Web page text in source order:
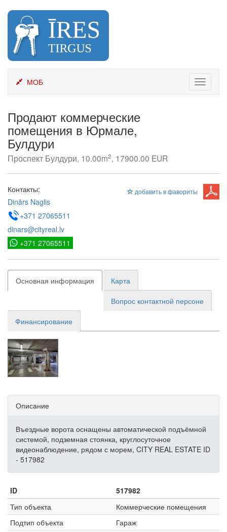
content
Toggle
МОБ
Продают коммерческие
помещения в Юрмале,
Булдури
Проспект Булдури, 10.00m2, 17900.00 EUR
добавить в фавориты
Контакты:
Dinārs Naglis
+371 27065511
dinars@cityreal.lv
+371 27065511
Основная информация
Карта
Вопрос контактной персоне
Финансирование
Описание
Въездные ворота оснащены автоматической подъёмной
системой, подземная стоянка, круглосуточное
видеонаблюдение, рядом с морем, CITY REAL ESTATE ID
- 517982
ID
517982
Тип объекта
Коммерческие помещения
Подтип объекта
Гараж